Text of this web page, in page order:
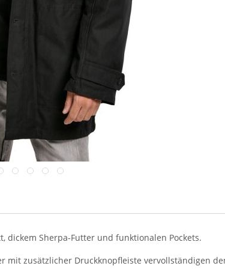
dickem Sherpa-Futter und funktionalen Pockets.
mit zusätzlicher Druckknopfleiste vervollständigen